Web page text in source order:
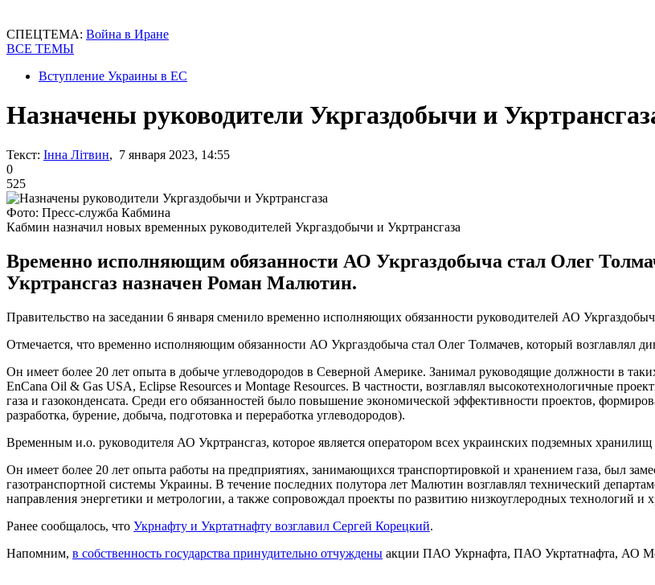
СПЕЦТЕМА: Война в Иране
ВСЕ ТЕМЫ
Вступление Украины в ЕС
Назначены руководители Укргаздобычи и
Текст: Інна Літвин, 7 января 2023, 14:55
0
525
Фото: Пресс-служба Кабмина
Кабмин назначил новых временных руководителей Укргаздобычи и Укртрансгаза
Временно исполняющим обязанности АО Укргаздобыча стал Олег
Укртрансгаз назначен Роман Малютин.
Правительство на заседании 6 января сменило временно исполняющих обязанности руководителей АО
Отмечается, что временно исполняющим обязанности АО Укргаздобыча стал Олег Толмачев, который возглавлял
Он имеет более 20 лет опыта в добыче углеводородов в Северной Америке. Занимал руководящие должности в
EnCana Oil & Gas USA, Eclipse Resources и Montage Resources. В частности, возглавлял высокотехнологичные
газа и газоконденсата. Среди его обязанностей было повышение экономической эффективности проектов,
разработка, бурение, добыча, подготовка и переработка углеводородов).
Временным и.о. руководителя АО Укртрансгаз, которое является оператором всех украинских подземных
Он имеет более 20 лет опыта работы на предприятиях, занимающихся транспортировкой и хранением газа, был
газотранспортной системы Украины. В течение последних полутора лет Малютин возглавлял технический
направления энергетики и метрологии, а также сопровождал проекты по развитию низкоуглеродных технологий и
Ранее сообщалось, что Укрнафту и Укртатнафту возглавил Сергей Корецкий.
Напомним, в собственность государства принудительно отчуждены акции ПАО Укрнафта, ПАО Укртатнафта, АО